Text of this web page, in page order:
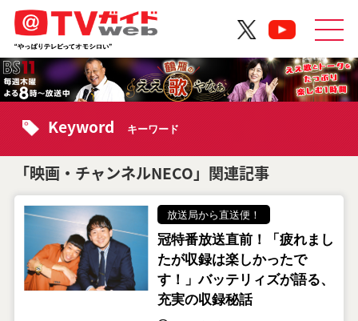
Keyword キーワード
「映画・チャンネルNECO」関連記事
放送局から直送便！
冠特番放送直前！「疲れまし
たが収録は楽しかったで
す！」バッテリィズが語る、
充実の収録秘話